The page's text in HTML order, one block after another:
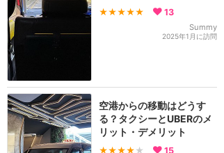
★★★★★ 13
Summy
2025年1月に訪問
空港からの移動はどうす
る？タクシーとUBERのメ
リット・デメリット
★★★★ ★ 15